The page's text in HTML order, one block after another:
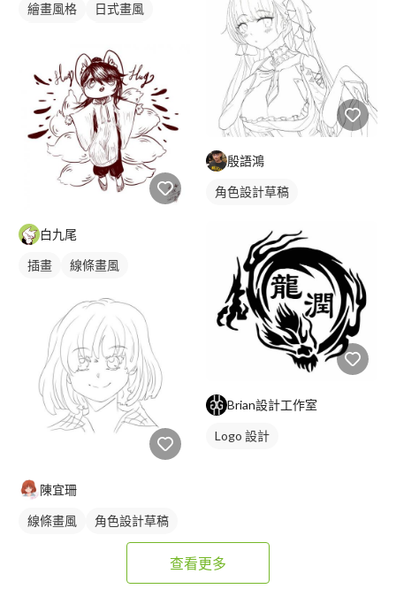
繪畫風格
日式畫風
手繪風格
漫畫風人物
人物插畫
白九尾
插畫 線條畫風
陳宜珊
線條畫風 角色設計草稿
殷語鴻
角色設計草稿
Brian設計工作室
Logo 設計
查看更多